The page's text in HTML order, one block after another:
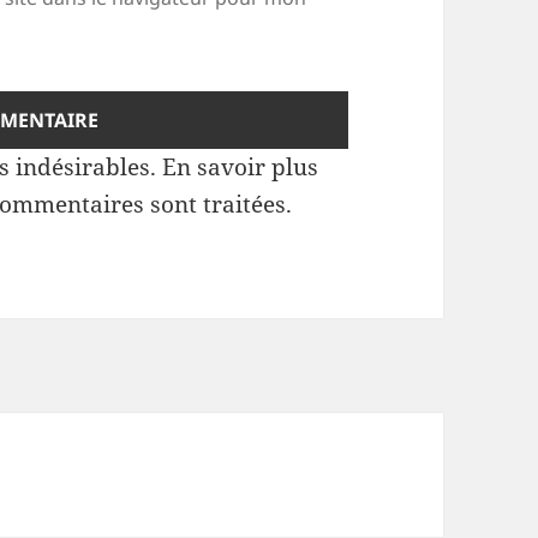
indésirables.En savoir plus
sont traitées.